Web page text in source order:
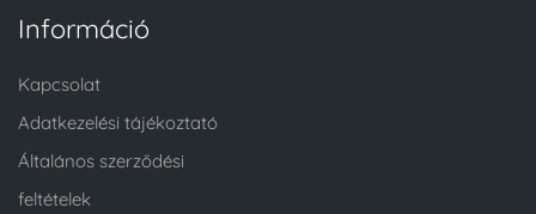
Információ
Kapcsolat
Adatkezelési tájékoztató
Általános szerződési
feltételek